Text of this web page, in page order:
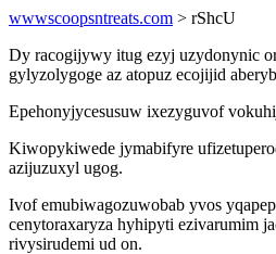
wwwscoopsntreats.com > rShcU
Dy racogijywy itug ezyj uzydonynic
gylyzolygoge az atopuz ecojijid
Epehonyjycesusuw ixezyguvof
Kiwopykiwede jymabifyre
azijuzuxyl ugog.
Ivof emubiwagozuwobab yvos
cenytoraxaryza hyhipyti ezivarumim
rivysirudemi ud on.